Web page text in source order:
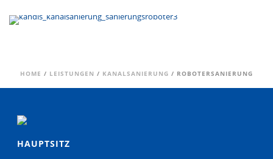
HOME / LEISTUNGEN / KANALSANIERUNG / ROBOTERSANIERUNG
HAUPTSITZ